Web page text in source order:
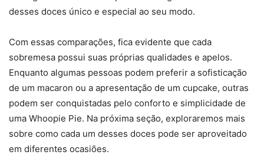
desses doces único e especial ao seu modo.
Com essas comparações, fica evidente que cada
sobremesa possui suas próprias qualidades e apelos.
Enquanto algumas pessoas podem preferir a sofisticação
de um macaron ou a apresentação de um cupcake, outras
podem ser conquistadas pelo conforto e simplicidade de
uma Whoopie Pie. Na próxima seção, exploraremos mais
sobre como cada um desses doces pode ser aproveitado
em diferentes ocasiões.